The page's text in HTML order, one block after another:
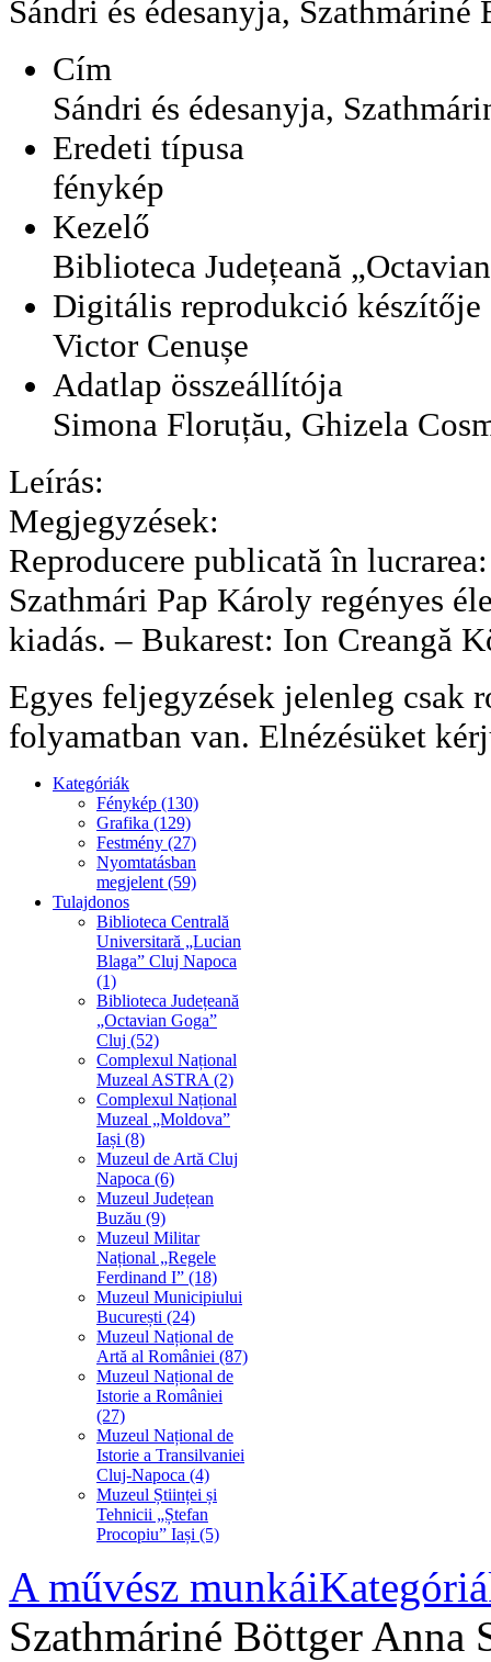
Sándri és édesanyja,
Cím
Sándri és édesanyja,
Eredeti típusa
fénykép
Kezelő
Biblioteca Județeană
Digitális reprodukció készítője
Victor Cenușe
Adatlap összeállítója
Simona Floruțău, Ghizela
Leírás:
Megjegyzések:
Reproducere publicată în
Szathmári Pap Károly regényes
kiadás. – Bukarest: Ion Creangă
Egyes feljegyzések jelenleg csak
folyamatban van. Elnézésüket
Kategóriák
Fénykép (130)
Grafika (129)
Festmény (27)
Nyomtatásban
megjelent (59)
Tulajdonos
Biblioteca Centrală
Universitară „Lucian
Blaga” Cluj Napoca
(1)
Biblioteca Județeană
„Octavian Goga”
Cluj (52)
Complexul Național
Muzeal ASTRA (2)
Complexul Național
Muzeal „Moldova”
Iași (8)
Muzeul de Artă Cluj
Napoca (6)
Muzeul Județean
Buzău (9)
Muzeul Militar
Național „Regele
Ferdinand I” (18)
Muzeul Municipiului
București (24)
Muzeul Național de
Artă al României (87)
Muzeul Național de
Istorie a României
(27)
Muzeul Național de
Istorie a Transilvaniei
Cluj-Napoca (4)
Muzeul Științei și
Tehnicii „Ștefan
Procopiu” Iași (5)
A művész munkái
Szathmáriné Böttger Anna